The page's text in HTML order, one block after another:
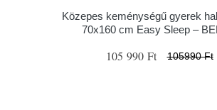
Közepes keménységű gyerek
70x160 cm Easy Sleep –
105 990 Ft 105990 Ft